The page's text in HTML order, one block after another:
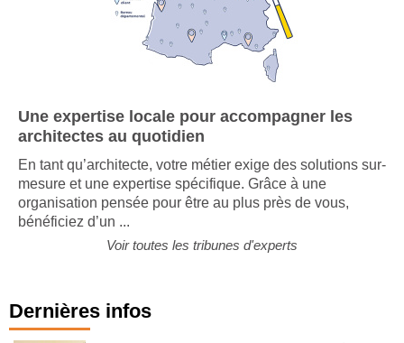
Une expertise locale pour accompagner les
architectes au quotidien
En tant qu’architecte, votre métier exige des solutions sur-
mesure et une expertise spécifique. Grâce à une
organisation pensée pour être au plus près de vous,
Dernières infos